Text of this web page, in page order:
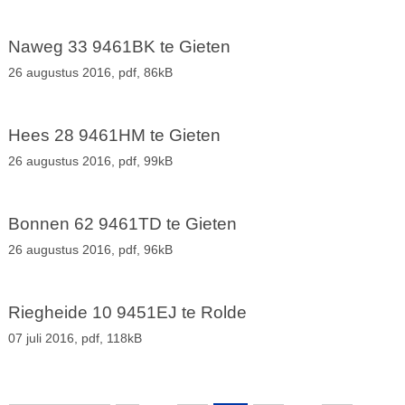
Naweg 33 9461BK te Gieten
26 augustus 2016, pdf, 86kB
Hees 28 9461HM te Gieten
26 augustus 2016, pdf, 99kB
Bonnen 62 9461TD te Gieten
26 augustus 2016, pdf, 96kB
Riegheide 10 9451EJ te Rolde
07 juli 2016, pdf, 118kB